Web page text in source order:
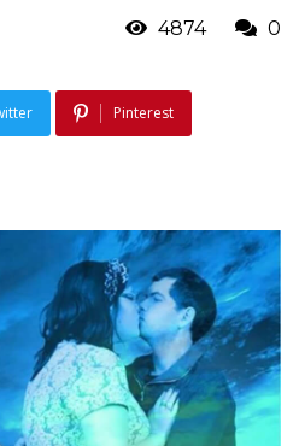
4874 0
Pinterest